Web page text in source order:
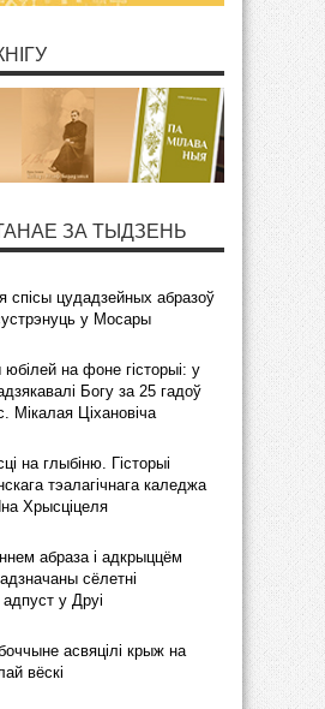
ЗА ТЫДЗЕНЬ
спісы цудадзейных абразоў
у Мосары
на фоне гісторыі: у
Богу за 25 гадоў
Мікалая Ціхановіча
на глыбіню. Гісторыі
тэалагічнага каледжа
Хрысціцеля
абраза і адкрыццём
сёлетні
у Друі
асвяцілі крыж на
вёскі